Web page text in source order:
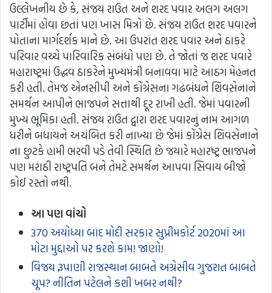
ઉલ્લેખનીય છે કે, સંજય રાઉત અને શરદ પવાર અલગ અલગ
પાર્ટીમાં હોવા છતાં પણ ખાસ મિત્રો છે. સંજય રાઉત શરદ પવારને
પોતાના માર્ગદર્શક માને છે. આ ઉપરાંત શરદ પવાર અને ઠાકરે
પરિવાર વચ્ચે પારિવારિક સંબંધો પણ છે. તે જોતાં જ શરદ પવારે
મહારાષ્ટ્રમાં ઉદ્ધવ ઠાકરેને મુખ્યમંત્રી બનાવવા માટે આઠગ મેહનત
કરી હતી. તેમજ એનસીપી અને કોંગ્રેસના ગઢબંધને શિવસેનાને
સમર્થન આપીને ભાજપને સત્તાથી દૂર રાખી હતી. જેમાં પવારની
મુખ્ય ભૂમિકા હતી. સંજય રાઉત દ્વારા શરદ પવારનું નામ આગળ
ધરીને બધાયને અચંબિત કરી નાખ્યા છે જેમાં કોંગ્રેસ શિવસેનાને
ના છુટકે હામી ભરવી પડે તેવી સ્થિતિ છે જયારે મહારષ્ટ્ર ભાજપને
પણ મરાઠી રાષ્ટ્રપતિ બને તેમટે સમર્થન આપવા સિવાય બીજો
કોઈ રસ્તો નથી.
આ પણ વાંચો
370 અયોધ્યા બાદ મોદી સરકાર સુપ્રીમકોર્ટ 2020માં આ
મોટા મુદ્દાઓ પર કરશે કામ! જાણો!
વિજય રૂપાણી રાજસ્થાન બાબતે અગ્રેસીવ ગુજરાત બાબતે
ચૂપ? નીતિન પટેલને કશી ખબર નથી?